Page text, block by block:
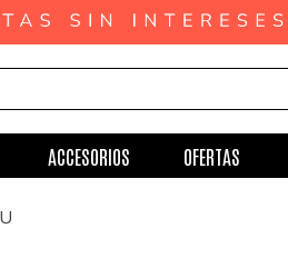
ACCESORIOS OFERTAS